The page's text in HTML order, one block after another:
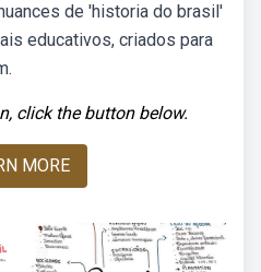
de 'historia do brasil'
educativos, criados para
click the button below.
MORE